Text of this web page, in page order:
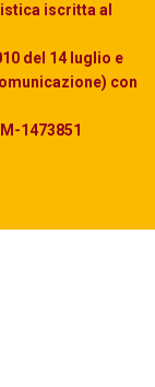
iscritta al
del 14 luglio e
con
1473851